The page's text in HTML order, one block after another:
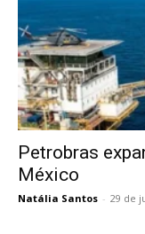
Petrobras
México
Natália Santos - 29 de